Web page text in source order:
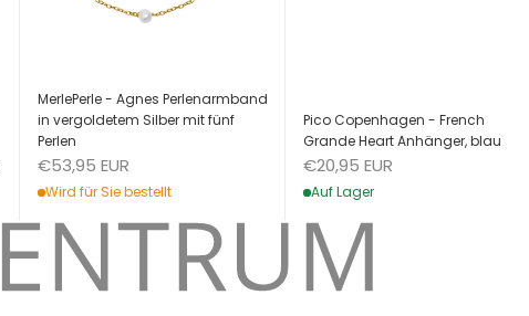
MerlePerle - Agnes Perlenarmband
in vergoldetem Silber mit fünf
Perlen
Angebot
€53,95 EUR
Wird für Sie bestellt
Pico Copenhagen - French
Grande Heart Anhänger, blau
Angebot
€20,95 EUR
Auf Lager